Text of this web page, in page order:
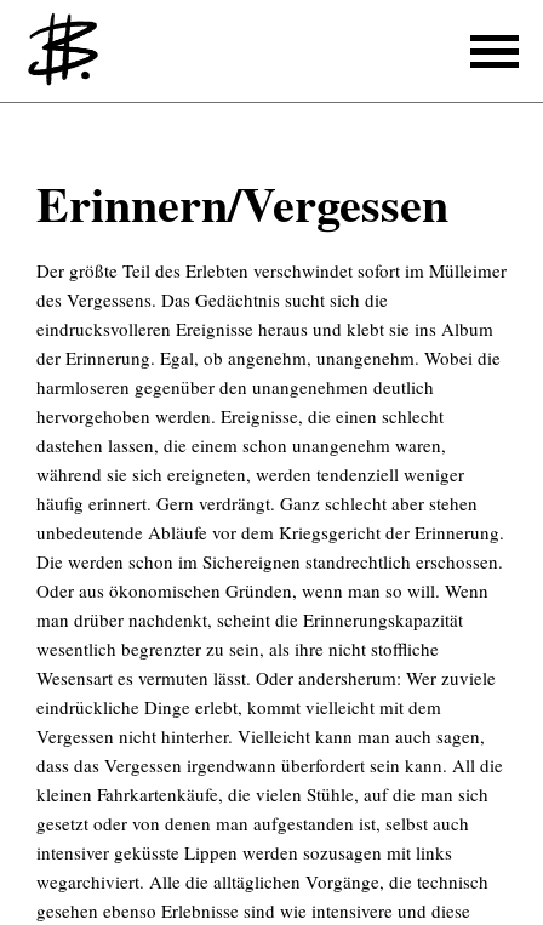
Schreiben
Referenzen
Produzieren
Referenzen
Übersetzen
Referenzen
Über mich
EN
Suchen
Erinnern/Vergessen
Der größte Teil des Erlebten verschwindet sofort im Mülleimer
des Vergessens. Das Gedächtnis sucht sich die
eindrucksvolleren Ereignisse heraus und klebt sie ins Album
der Erinnerung. Egal, ob angenehm, unangenehm. Wobei die
harmloseren gegenüber den unangenehmen deutlich
hervorgehoben werden. Ereignisse, die einen schlecht
dastehen lassen, die einem schon unangenehm waren,
während sie sich ereigneten, werden tendenziell weniger
häufig erinnert. Gern verdrängt. Ganz schlecht aber stehen
unbedeutende Abläufe vor dem Kriegsgericht der Erinnerung.
Die werden schon im Sichereignen standrechtlich erschossen.
Oder aus ökonomischen Gründen, wenn man so will. Wenn
man drüber nachdenkt, scheint die Erinnerungskapazität
wesentlich begrenzter zu sein, als ihre nicht stoffliche
Wesensart es vermuten lässt. Oder andersherum: Wer zuviele
eindrückliche Dinge erlebt, kommt vielleicht mit dem
Vergessen nicht hinterher. Vielleicht kann man auch sagen,
dass das Vergessen irgendwann überfordert sein kann. All die
kleinen Fahrkartenkäufe, die vielen Stühle, auf die man sich
gesetzt oder von denen man aufgestanden ist, selbst auch
intensiver geküsste Lippen werden sozusagen mit links
wegarchiviert. Alle die alltäglichen Vorgänge, die technisch
gesehen ebenso Erlebnisse sind wie intensivere und diese